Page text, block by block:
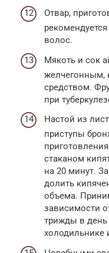
Отвар,
волос.
Мякоть и сок
желчегонным,
средством.
при
Настой из
приступы
стаканом
на 20 минут.
долить
объема.
зависимости
трижды в день
холодильнике